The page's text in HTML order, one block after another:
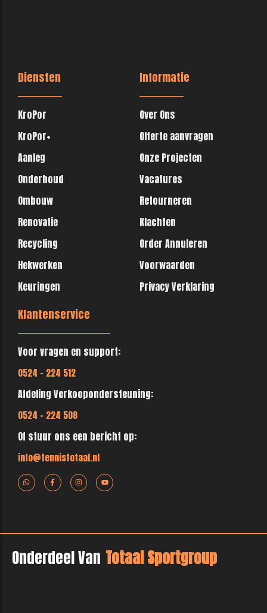
Diensten
KroPor
KroPor+
Aanleg
Onderhoud
Ombouw
Renovatie
Recycling
Hekwerken
Keuringen
Informatie
Over Ons
Offerte aanvragen
Onze Projecten
Vacatures
Retourneren
Klachten
Order Annuleren
Voorwaarden
Privacy Verklaring
Klantenservice
Voor vragen en support:
0524 - 224 512
Afdeling Verkoopondersteuning:
0524 - 224 508
Of stuur ons een bericht op:
info@tennistotaal.nl
Onderdeel Van Totaal Sportgroup